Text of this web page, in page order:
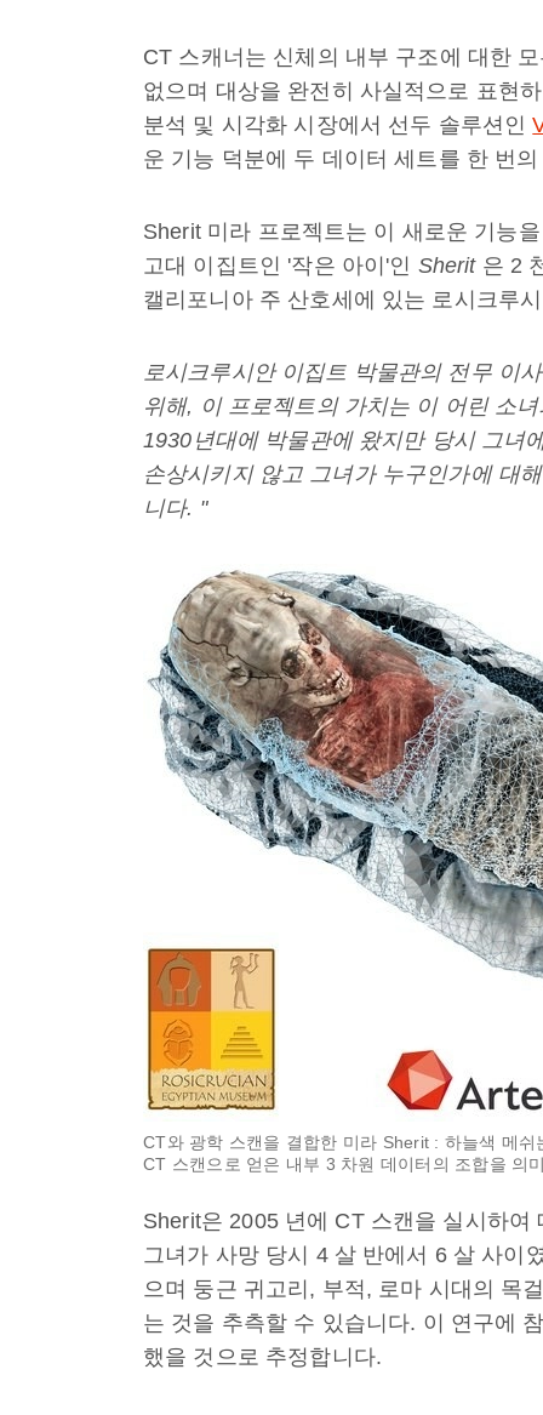
CT 스캐너는 신체의 내부 구조에 대한
없으며 대상을 완전히 사실적으로 표현
분석 및 시각화 시장에서 선두 솔루션인
운 기능 덕분에 두 데이터 세트를 한 번
Sherit 미라 프로젝트는 이 새로운 기능
고대 이집트인 '작은 아이'인 Sherit은 2
캘리포니아 주 산호세에 있는 로시크루
로시크루시안 이집트 박물관의 전무 이
위해, 이 프로젝트의 가치는 이 어린 소
1930년대에 박물관에 왔지만 당시 그녀
손상시키지 않고 그녀가 누구인가에 대
니다. "
CT와 광학 스캔을 결합한 미라 Sherit : 하늘색 메
CT 스캔으로 얻은 내부 3 차원 데이터의 조합을 의
Sherit은 2005 년에 CT 스캔을 실시하
그녀가 사망 당시 4 살 반에서 6 살 사이
으며 둥근 귀고리, 부적, 로마 시대의 목
는 것을 추측할 수 있습니다. 이 연구에
했을 것으로 추정합니다.